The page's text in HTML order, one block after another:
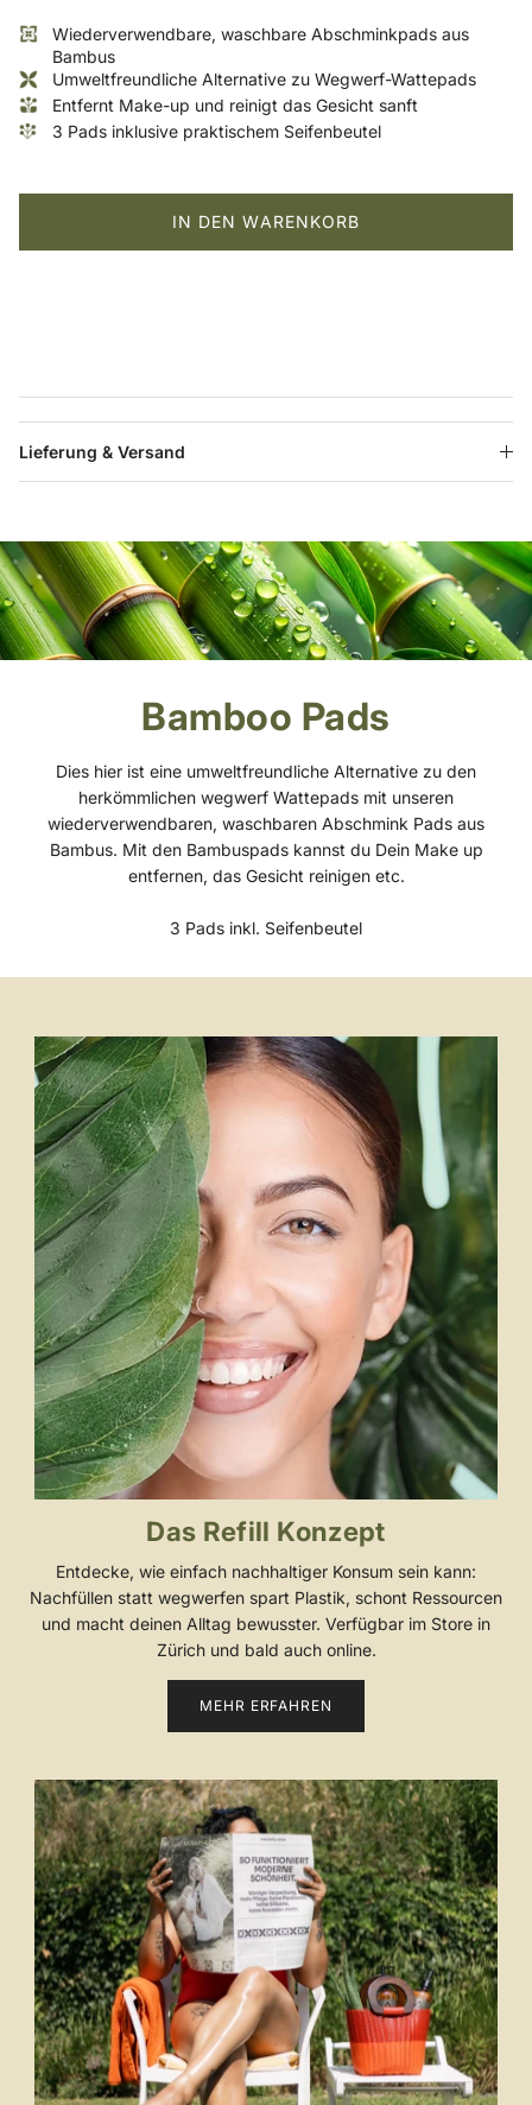
Wiederverwendbare, waschbare Abschminkpads aus
Bambus
Umweltfreundliche Alternative zu Wegwerf-Wattepads
Entfernt Make-up und reinigt das Gesicht sanft
3 Pads inklusive praktischem Seifenbeutel
IN DEN WARENKORB
Lieferung & Versand
Bamboo Pads
Dies hier ist eine umweltfreundliche Alternative zu den
herkömmlichen wegwerf Wattepads mit unseren
wiederverwendbaren, waschbaren Abschmink Pads aus
Bambus. Mit den Bambuspads kannst du Dein Make up
entfernen, das Gesicht reinigen etc.
3 Pads inkl. Seifenbeutel
Das Refill Konzept
Entdecke, wie einfach nachhaltiger Konsum sein kann:
Nachfüllen statt wegwerfen spart Plastik, schont Ressourcen
und macht deinen Alltag bewusster. Verfügbar im Store in
Zürich und bald auch online.
MEHR ERFAHREN